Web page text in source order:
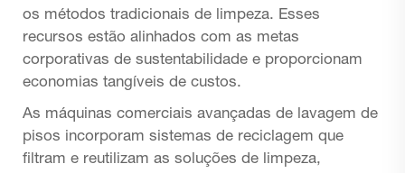
os métodos tradicionais de limpeza. Esses
recursos estão alinhados com as metas
corporativas de sustentabilidade e proporcionam
economias tangíveis de custos.
As máquinas comerciais avançadas de lavagem de
pisos incorporam sistemas de reciclagem que
filtram e reutilizam as soluções de limpeza,